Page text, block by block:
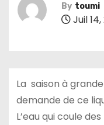
By toumi
Juil 14,
La saison à
demande de ce
L’eau qui coule